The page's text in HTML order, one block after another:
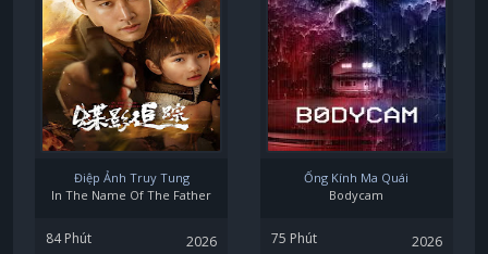
Điệp Ảnh Truy Tung
In The Name Of The Father
84 Phút 2026
Ống Kính Ma Quái
Bodycam
75 Phút 2026